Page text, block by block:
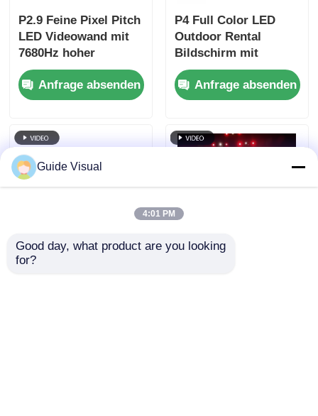
P2.9 Feine Pixel Pitch
LED Videowand mit
7680Hz hoher
Erfrischungsrate und
Dual Power & Signal
Backup für
Anfrage absenden
P4 Full Color LED
Outdoor Rental
Bildschirm mit
7680Hz
Auffrischungsrate
und IP65 Wasserdicht
Wandbildschirm
Anfrage absenden
Guide Visual
4:01 PM
Good day, what product are you looking
for?